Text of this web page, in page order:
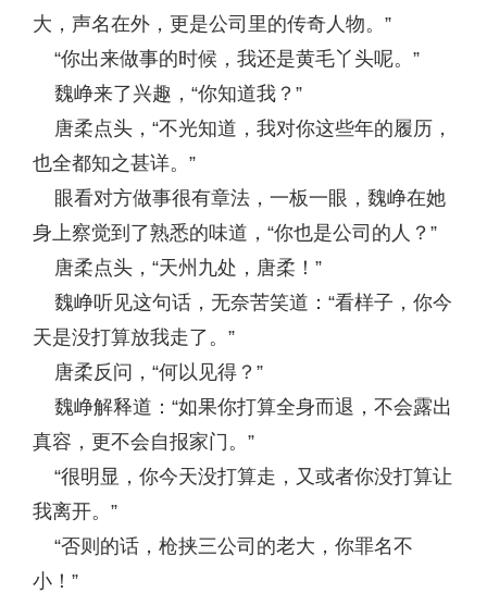
大，声名在外，更是公司里的传奇人物。”
“你出来做事的时候，我还是黄毛丫头呢。”
魏峥来了兴趣，“你知道我？”
唐柔点头，“不光知道，我对你这些年的履历，
也全都知之甚详。”
眼看对方做事很有章法，一板一眼，魏峥在她
身上察觉到了熟悉的味道，“你也是公司的人？”
唐柔点头，“天州九处，唐柔！”
魏峥听见这句话，无奈苦笑道：“看样子，你今
天是没打算放我走了。”
唐柔反问，“何以见得？”
魏峥解释道：“如果你打算全身而退，不会露出
真容，更不会自报家门。”
“很明显，你今天没打算走，又或者你没打算让
我离开。”
“否则的话，枪挟三公司的老大，你罪名不
小！”